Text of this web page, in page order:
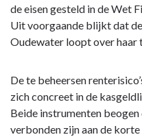
de eisen gesteld in de Wet
Uit voorgaande blijkt dat
Oudewater loopt over
De te beheersen
zich concreet in de
Beide instrumenten
verbonden zijn aan de korte